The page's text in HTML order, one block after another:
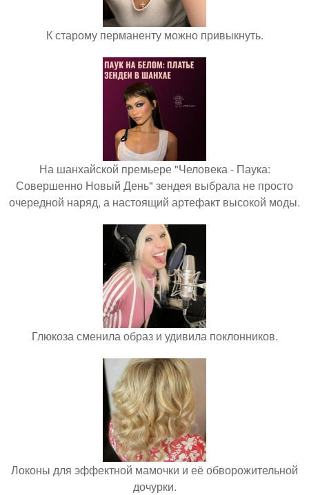
К старому перманенту можно привыкнуть.
На шанхайской премьере "Человека - Паука:
Совершенно Новый День" зендея выбрала не просто
очередной наряд, а настоящий артефакт высокой моды.
Глюкоза сменила образ и удивила поклонников.
Локоны для эффектной мамочки и её обворожительной
дочурки.